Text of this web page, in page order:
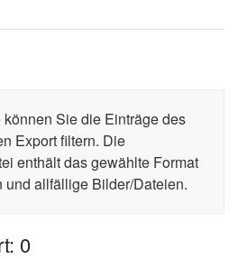
Sie die Einträge des
Export filtern. Die
enthält das gewählte Format
und allfällige Bilder/Dateien.
0